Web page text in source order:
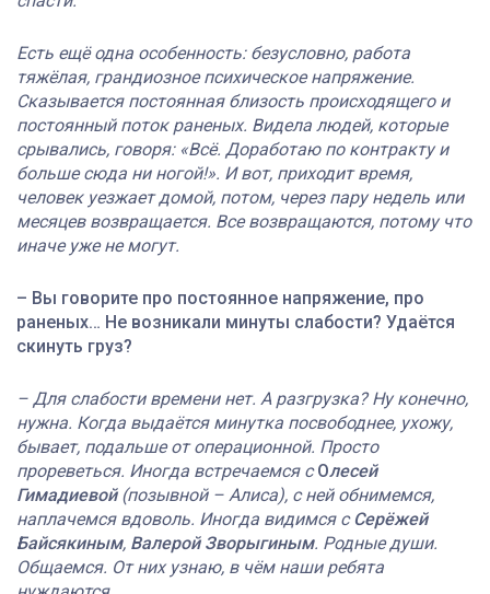
Есть ещё одна особенность: безусловно, работа
тяжёлая, грандиозное психическое напряжение.
Сказывается постоянная близость происходящего и
постоянный поток раненых. Видела людей, которые
срывались, говоря: «Всё. Доработаю по контракту и
больше сюда ни ногой!». И вот, приходит время,
человек уезжает домой, потом, через пару недель или
месяцев возвращается. Все возвращаются, потому что
иначе уже не могут.
– Вы говорите про постоянное напряжение, про
раненых… Не возникали минуты слабости? Удаётся
скинуть груз?
– Для слабости времени нет. А разгрузка? Ну конечно,
нужна. Когда выдаётся минутка посвободнее, ухожу,
бывает, подальше от операционной. Просто
прореветься. Иногда встречаемся сОлесей
Гимадиевой(позывной – Алиса), с ней обнимемся,
наплачемся вдоволь. Иногда видимся с Серёжей
Байсякиным, Валерой Зворыгиным. Родные души.
Общаемся. От них узнаю, в чём наши ребята